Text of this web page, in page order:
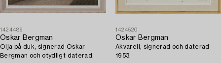
1424489
Oskar Bergman
Olja på duk, signerad Oskar
Bergman och otydligt daterad.
1424520
Oskar Bergman
Akvarell, signerad och daterad
1953.